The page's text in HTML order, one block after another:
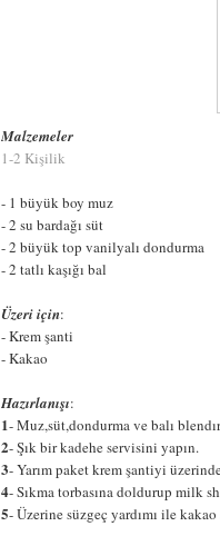
Malzemeler
1-2 Kişilik
- 1 büyük boy muz
- 2 su bardağı süt
- 2 büyük top vanilyalı dondurma
- 2 tatlı kaşığı bal
Üzeri için:
- Krem şanti
- Kakao
Hazırlanışı:
1- Muz,süt,dondurma ve balı
2- Şık bir kadehe servisini yapın.
3- Yarım paket krem şantiyi
4- Sıkma torbasına doldurup milk
5- Üzerine süzgeç yardımı ile